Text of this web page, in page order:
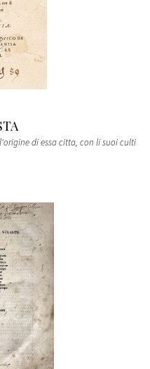
di essa citta, con li suoi culti